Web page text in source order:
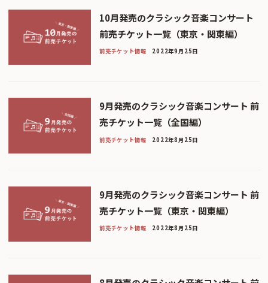
10月発売のクラシック音楽コンサート
前売チケット一覧（東京・関東編）
前売チケット情報 2022年9月25日
9月発売のクラシック音楽コンサート 前
売チケット一覧（全国編）
前売チケット情報 2022年8月25日
9月発売のクラシック音楽コンサート 前
売チケット一覧（東京・関東編）
前売チケット情報 2022年8月25日